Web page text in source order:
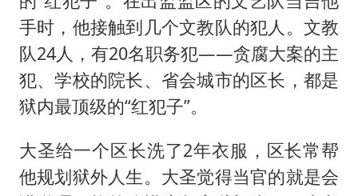
手时，他接触到几个文教队的犯人。文教
队24人，有20名职务犯——贪腐大案的主
犯、学校的院长、省会城市的区长，都是
狱内最顶级的“红犯子”。
大圣给一个区长洗了2年衣服，区长常帮
他规划狱外人生。大圣觉得当官的就是会